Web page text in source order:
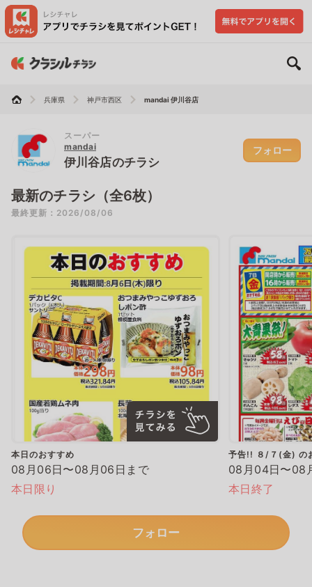
兵庫県 神戸市西区 mandai 伊川谷店
スーパー
mandai
伊川谷店のチラシ
フォロー
最新のチラシ（全6枚）
最終更新：2026/08/06
本日のおすすめ
08月06日〜08月06日まで
本日限り
予告!! ８/７(金) の
08月04日〜08
本日終了
フォロー